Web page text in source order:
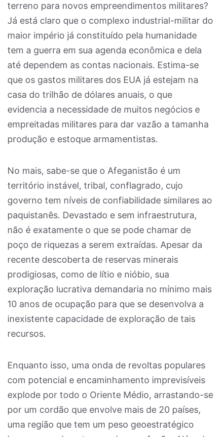
terreno para novos empreendimentos militares?
Já está claro que o complexo industrial-militar do
maior império já constituído pela humanidade
tem a guerra em sua agenda econômica e dela
até dependem as contas nacionais. Estima-se
que os gastos militares dos EUA já estejam na
casa do trilhão de dólares anuais, o que
evidencia a necessidade de muitos negócios e
empreitadas militares para dar vazão a tamanha
produção e estoque armamentistas.
No mais, sabe-se que o Afeganistão é um
território instável, tribal, conflagrado, cujo
governo tem níveis de confiabilidade similares ao
paquistanês. Devastado e sem infraestrutura,
não é exatamente o que se pode chamar de
poço de riquezas a serem extraídas. Apesar da
recente descoberta de reservas minerais
prodigiosas, como de lítio e nióbio, sua
exploração lucrativa demandaria no mínimo mais
10 anos de ocupação para que se desenvolva a
inexistente capacidade de exploração de tais
recursos.
Enquanto isso, uma onda de revoltas populares
com potencial e encaminhamento imprevisíveis
explode por todo o Oriente Médio, arrastando-se
por um cordão que envolve mais de 20 países,
uma região que tem um peso geoestratégico